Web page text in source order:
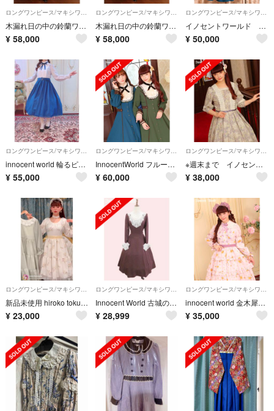
木漏れ日の中の鈴蘭ワンピース Mサイズ Innocent World
¥ 58,000
木漏れ日の中の鈴蘭ワンピース Innocent World
¥ 58,000
イノセントワールド 大人アリスドールドレス
¥ 50,000
ロングワンピース/マキシワンピース
innocent world 輪るピングドラム ヒマリワンピース
¥ 55,000
ロングワンピース/マキシワンピース
InnocentWorld フルールバッフルドレス グリーン×ショコラ
¥ 60,000
ロングワンピース/マキシワンピース
※週末まで イノセントワールド 優しいお色のあじさいワンピース パープル
¥ 38,000
ロングワンピース/マキシワンピース
新品未使用 hiroko tokumine フローラワンピース カチューシャ
¥ 23,000
ロングワンピース/マキシワンピース
Innocent World 古城の貴婦人ワンピース イノセントワールド イノワ
¥ 28,999
ロングワンピース/マキシワンピース
innocent world 金木犀ドレス Lサイズ
¥ 35,000